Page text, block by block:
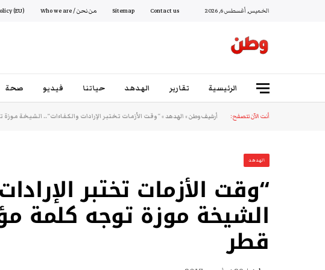
الخميس, أغسطس 6, 2026 Contact us
Sitemap من نحن / Who we are (EU)
الرئيسية تقارير الهدهد حياتنا فيديو صحة
أنت الآن تتصفح: أرشيف وطن»الهدهد»“وقت الأزمات تختبر الإرادات والكفاءات”.. الشيخة
الهدهد
“وقت الأزمات تختبر
الشيخة موزة توجه كلمة
قطر